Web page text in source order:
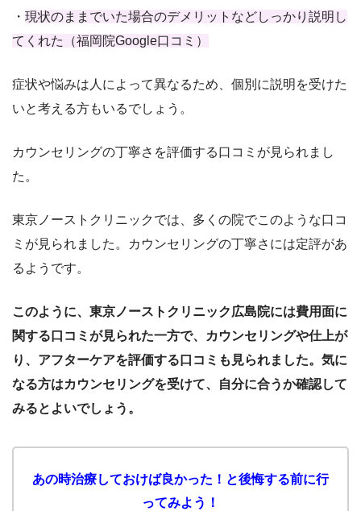
・ 現状のままでいた場合のデメリットなどしっかり説明し
てくれた（福岡院Google口コミ）
症状や悩みは人によって異なるため、個別に説明を受けた
いと考える方もいるでしょう。
カウンセリングの丁寧さを評価する口コミが見られまし
た。
東京ノーストクリニックでは、多くの院でこのような口コ
ミが見られました。カウンセリングの丁寧さには定評があ
るようです。
このように、東京ノーストクリニック広島院には費用面に
関する口コミが見られた一方で、カウンセリングや仕上が
り、アフターケアを評価する口コミも見られました。気に
なる方はカウンセリングを受けて、自分に合うか確認して
みるとよいでしょう。
あの時治療しておけば良かった！と後悔する前に行
ってみよう！